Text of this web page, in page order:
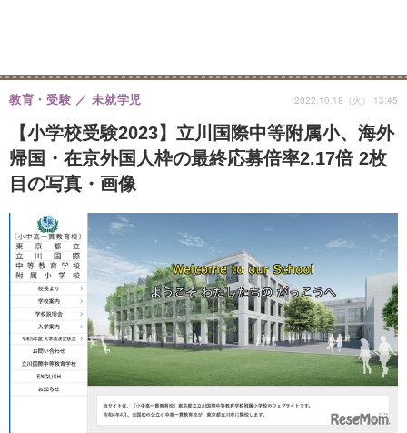
【小学校受験2023】立川国際中等附属小、海外
帰国・在京外国人枠の最終応募倍率2.17倍 2枚
目の写真・画像
教育・受験 未就学児 2022.10.18（火） 13:45